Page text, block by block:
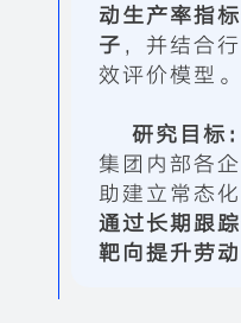
动生产率指
子 ，并结合
效评价模型。
研究目标：
集团内部各
助建立常态
通过长期跟
靶向提升劳动